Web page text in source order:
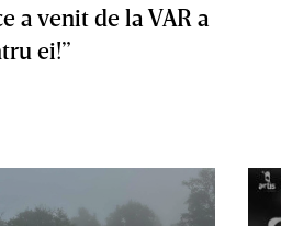
a venit de la VAR a
ei!”